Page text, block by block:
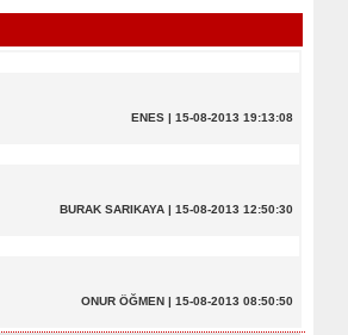
ENES | 15-08-2013 19:13:08
BURAK SARIKAYA | 15-08-2013 12:50:30
ONUR ÖĞMEN | 15-08-2013 08:50:50